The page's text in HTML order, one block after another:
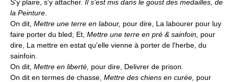
S'y plaire, s'y attacher. Il s'est mis dans le goust des medailles, de
la Peinture
On dit, Mettre une terre en labour, pour dire, La labourer pour luy
faire porter du bled; Et, Mettre une terre en pré & sainfoin, pour
dire, La mettre en estat qu'elle vienne à porter de l'herbe, du
sainfoin.
On dit, Mettre en liberté, pour dire, Delivrer de prison.
On dit en termes de chasse, Mettre des chiens en curée, pour